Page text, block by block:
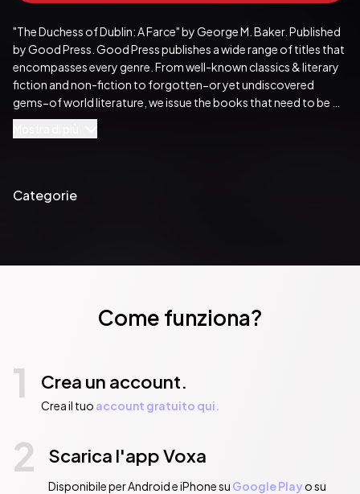
"The Duchess of Dublin: A Farce" by George M. Baker. Published
by Good Press. Good Press publishes a wide range of titles that
encompasses every genre. From well-known classics & literary
fiction and non-fiction to forgotten−or yet undiscovered
gems−of world literature, we issue the books that need to be
read. Each Good Press edition has been meticulously edited
and formatted to boost readability for all e-readers and
Pubblicato da:  Good Press
Categorie
Come funziona?
1 Crea un account.
Crea il tuo account gratuito qui.
2 Scarica l'app Voxa
Disponibile per Android e iPhone su Google Playo su